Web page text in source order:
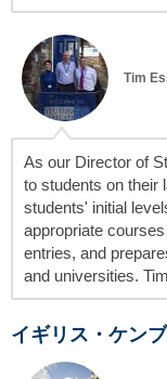
Tim
As our Director of
to students on their
students' initial
appropriate
entries, and
and universities.
イギリス・ケン